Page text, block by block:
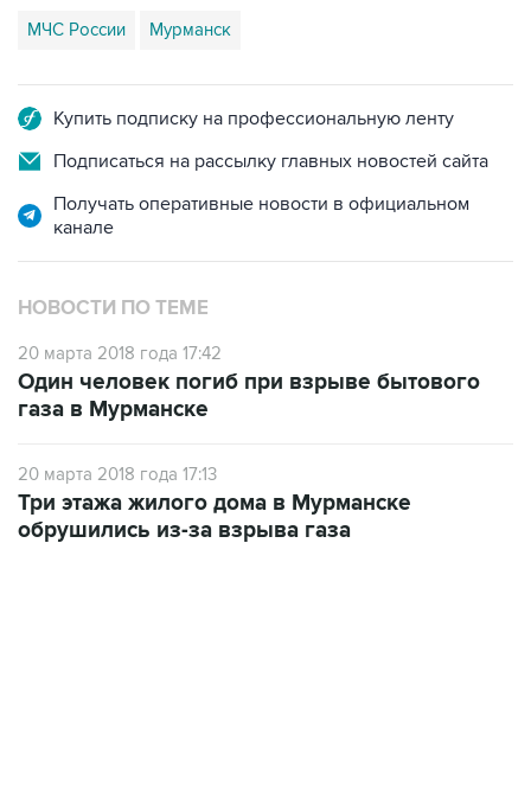
МЧС России Мурманск
Купить подписку на профессиональную ленту
Подписаться на рассылку главных новостей сайта
Получать оперативные новости в официальном
канале
НОВОСТИ ПО ТЕМЕ
20 марта 2018 года 17:42
Один человек погиб при взрыве бытового
газа в Мурманске
20 марта 2018 года 17:13
Три этажа жилого дома в Мурманске
обрушились из-за взрыва газа